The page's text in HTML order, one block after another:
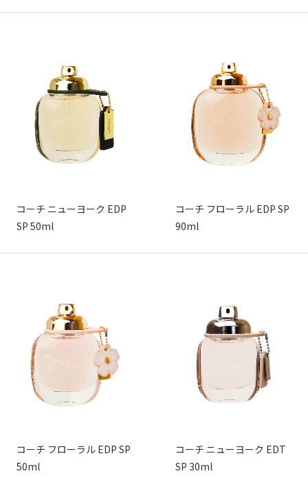
コーチ ニューヨーク EDP
SP 50ml
コーチ フローラル EDP SP
90ml
コーチ フローラル EDP SP
50ml
コーチ ニューヨーク EDT
SP 30ml